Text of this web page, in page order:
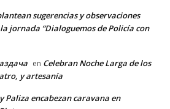
sugerencias y observaciones
jornada “Dialoguemos de Policía con
en Celebran Noche Larga de los
y artesanía
Paliza encabezan caravana en